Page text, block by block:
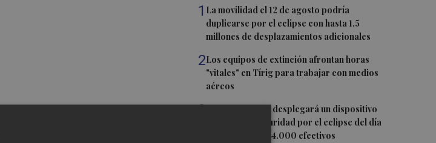
1 La movilidad el 12 de agosto podría
duplicarse por el eclipse con hasta 1,5
millones de desplazamientos adicionales
2Los equipos de extinción afrontan horas
"vitales" en Tírig para trabajar con medios
aéreos
3La Guardia Civil desplegará un dispositivo
especial de seguridad por el eclipse del día
12, con más de 24.000 efectivos